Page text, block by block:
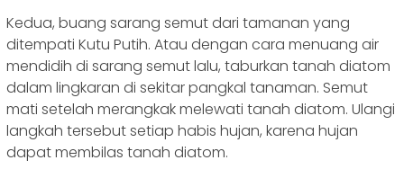
Kedua, buang sarang semut dari tamanan yang
ditempati Kutu Putih. Atau dengan cara menuang air
mendidih di sarang semut lalu, taburkan tanah diatom
dalam lingkaran di sekitar pangkal tanaman. Semut
mati setelah merangkak melewati tanah diatom. Ulangi
langkah tersebut setiap habis hujan, karena hujan
dapat membilas tanah diatom.